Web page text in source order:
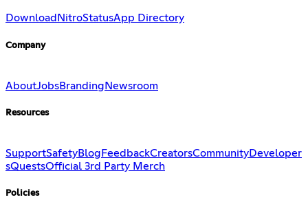
Download NitroStatusApp Directory
Company
AboutJobsBranding Newsroom
Resources
SupportSafetyBlog FeedbackCreatorsCommunityDeveloper
sQuestsOfficial 3rd Party Merch
Policies